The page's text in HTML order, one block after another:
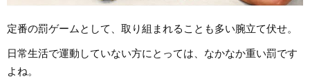
定番の罰ゲームとして、取り組まれることも多い腕立て伏せ。
日常生活で運動していない方にとっては、なかなか重い罰です
よね。